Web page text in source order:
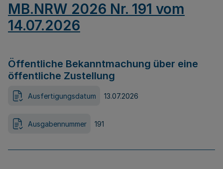
MB.NRW 2026 Nr. 191 vom
14.07.2026
Öffentliche Bekanntmachung über eine
öffentliche Zustellung
Ausfertigungsdatum 13.07.2026
Ausgabennummer 191